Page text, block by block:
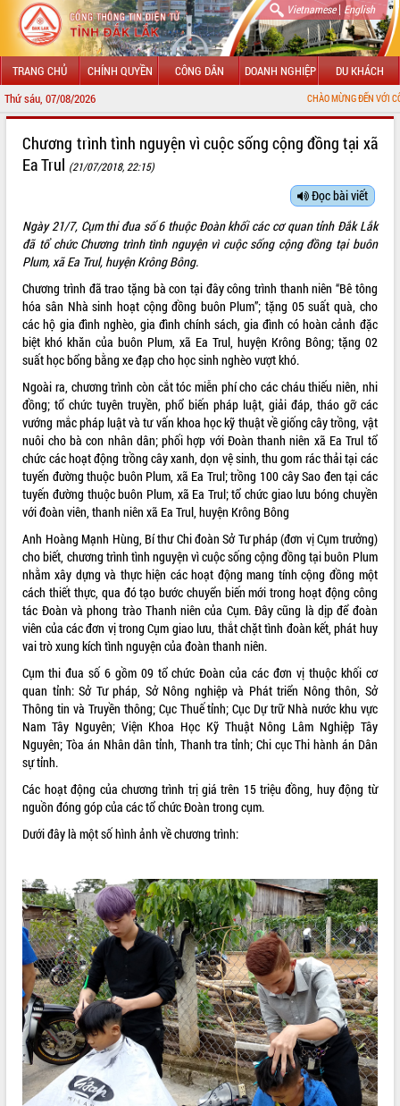
Vietnamese| English
TRANG CHỦ CHÍNH QUYỀN CÔNG DÂN DOANH NGHIỆP DU KHÁCH
Thứ sáu, 07/08/2026 CHÀO MỪNG ĐẾN VỚI CỔNG THÔNG TIN
LÃNH ĐẠO UBND TỈNH
SỞ, BAN, NGÀNH
THÔNG TIN CHỈ ĐẠO ĐIỀU HÀNH
HỆ THỐNG VĂN BẢN
VĂN BẢN HĐND TỈNH
ĐIỂM TIN VĂN BẢN
QUY HOẠCH - KẾ HOẠCH
VIDEO
ALBUM ẢNH
LIÊN KẾT WEB
Chương trình tình nguyện vì cuộc sống cộng đồng tại xã
Ea Trul (21/07/2018, 22:15)
Đọc bài viết
Ngày 21/7, Cụm thi đua số 6 thuộc Đoàn khối các cơ quan tỉnh Đắk Lắk
đã tổ chức Chương trình tình nguyện vì cuộc sống cộng đồng tại buôn
Plum, xã Ea Trul, huyện Krông Bông.
Chương trình đã trao tặng bà con tại đây công trình thanh niên “Bê tông
hóa sân Nhà sinh hoạt cộng đồng buôn Plum”; tặng 05 suất quà, cho
các hộ gia đình nghèo, gia đình chính sách, gia đình có hoàn cảnh đặc
biệt khó khăn của buôn Plum, xã Ea Trul, huyện Krông Bông; tặng 02
suất học bổng bằng xe đạp cho học sinh nghèo vượt khó.
Ngoài ra, chương trình còn cắt tóc miễn phí cho các cháu thiếu niên, nhi
đồng; tổ chức tuyên truyền, phổ biến pháp luật, giải đáp, tháo gỡ các
vướng mắc pháp luật và tư vấn khoa học kỹ thuật về giống cây trồng, vật
nuôi cho bà con nhân dân; phối hợp với Đoàn thanh niên xã Ea Trul tổ
chức các hoạt động trồng cây xanh, dọn vệ sinh, thu gom rác thải tại các
tuyến đường thuộc buôn Plum, xã Ea Trul; trồng 100 cây Sao đen tại các
tuyến đường thuộc buôn Plum, xã Ea Trul; tổ chức giao lưu bóng chuyền
với đoàn viên, thanh niên xã Ea Trul, huyện Krông Bông
Anh Hoàng Mạnh Hùng, Bí thư Chi đoàn Sở Tư pháp (đơn vị Cụm trưởng)
cho biết, chương trình tình nguyện vì cuộc sống cộng đồng tại buôn Plum
nhằm xây dựng và thực hiện các hoạt động mang tính cộng đồng một
cách thiết thực, qua đó tạo bước chuyển biến mới trong hoạt động công
tác Đoàn và phong trào Thanh niên của Cụm. Đây cũng là dịp để đoàn
viên của các đơn vị trong Cụm giao lưu, thắt chặt tình đoàn kết, phát huy
vai trò xung kích tình nguyện của đoàn thanh niên.
Cụm thi đua số 6 gồm 09 tổ chức Đoàn của các đơn vị thuộc khối cơ
quan tỉnh: Sở Tư pháp, Sở Nông nghiệp và Phát triển Nông thôn, Sở
Thông tin và Truyền thông; Cục Thuế tỉnh; Cục Dự trữ Nhà nước khu vực
Nam Tây Nguyên; Viện Khoa Học Kỹ Thuật Nông Lâm Nghiệp Tây
Nguyên; Tòa án Nhân dân tỉnh, Thanh tra tỉnh; Chi cục Thi hành án Dân
sự tỉnh.
Các hoạt động của chương trình trị giá trên 15 triệu đồng, huy động từ
nguồn đóng góp của các tổ chức Đoàn trong cụm.
Dưới đây là một số hình ảnh về chương trình: